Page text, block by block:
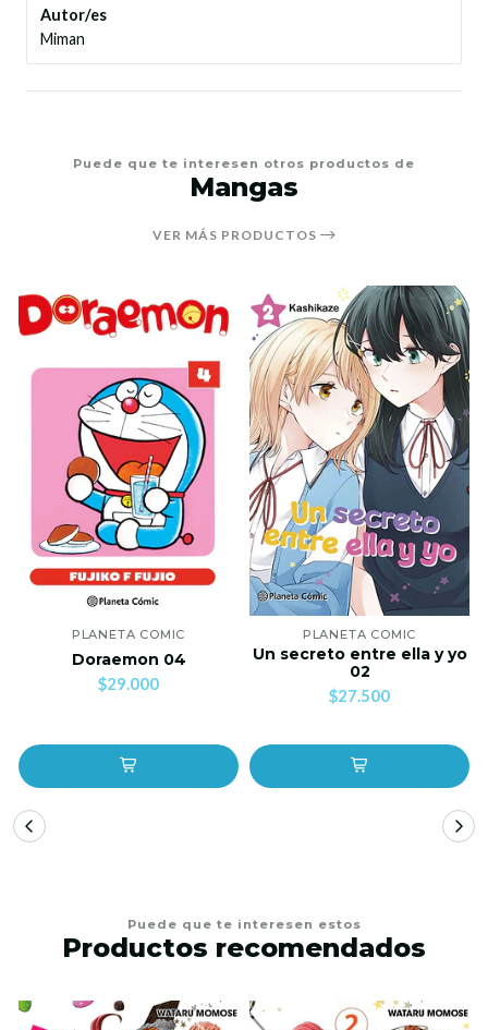
Autor/es
Miman
Puede que te interesen otros productos de
Mangas
VER MÁS PRODUCTOS
PLANETA COMIC
Doraemon 04
$29.000
PLANETA COMIC
Un secreto entre ella y yo
02
$27.500
Puede que te interesen estos
Productos recomendados